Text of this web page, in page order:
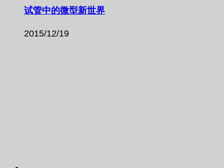
试管中的微型新世界
2015/12/19